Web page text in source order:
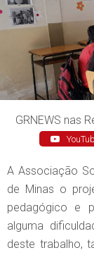
GRNEWS nas
A Associação
de Minas o
pedagógico e
alguma
deste trabalho,